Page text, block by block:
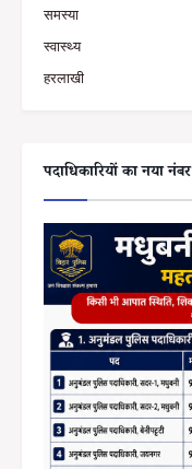
समस्या
स्वास्थ्य
हरलाखी
पदाधिकारियों का नया नंबर